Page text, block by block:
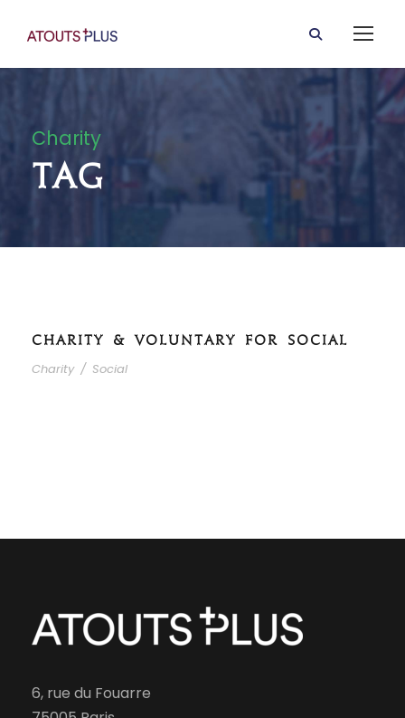
Charity
Tag
CHARITY & VOLUNTARY FOR SOCIAL
Charity / Social
6, rue du Fouarre